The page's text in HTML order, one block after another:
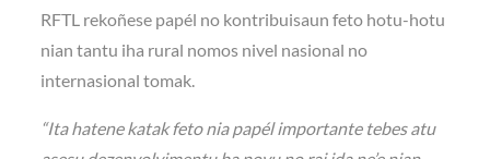
RFTL rekoñese papél no kontribuisaun feto hotu-hotu
nian tantu iha rural nomos nivel nasional no
internasional tomak.
“Ita hatene katak feto nia papél importante tebes atu